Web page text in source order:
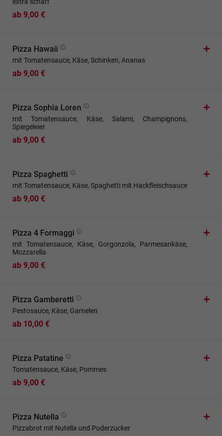
ab 9,00 €
Pizza Hawaii
mit Tomatensauce, Käse, Schinken, Ananas
ab 9,00 €
Pizza Sophia Loren
mit Tomatensauce, Käse, Salami, Champignons,
Spiegeleier
ab 9,00 €
Pizza Spaghetti
mit Tomatensauce, Käse, Spaghetti mit Hackfleischsauce
ab 9,00 €
Pizza 4 Formaggi
mit Tomatensauce, Käse, Gorgonzola, Parmesankäse,
Mozzarella
ab 9,00 €
Pizza Gamberetti
Pestosauce, Käse, Garnelen
ab 10,00 €
Pizza Patatine
Tomatensauce, Käse, Pommes
ab 9,00 €
Pizza Nutella
Pizzabrot mit Nutella und Puderzucker